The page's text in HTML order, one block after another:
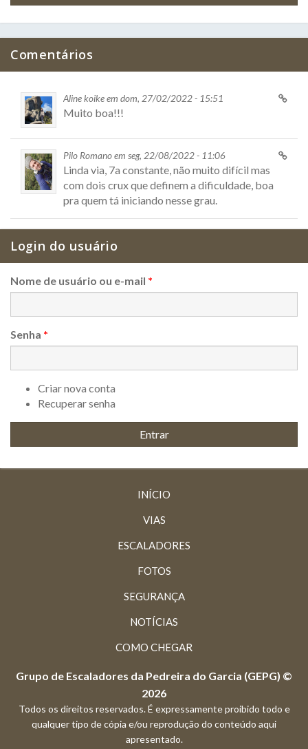
Comentários
Aline koike em dom, 27/02/2022 - 15:51
Muito boa!!!
Pilo Romano em seg, 22/08/2022 - 11:06
Linda via, 7a constante, não muito difícil mas
com dois crux que definem a dificuldade, boa
pra quem tá iniciando nesse grau.
Login do usuário
Nome de usuário ou e-mail *
Senha *
Criar nova conta
Recuperar senha
INÍCIO
VIAS
ESCALADORES
FOTOS
SEGURANÇA
NOTÍCIAS
COMO CHEGAR
Grupo de Escaladores da Pedreira do Garcia (GEPG) ©
2026
Todos os direitos reservados. É expressamente proibido todo e
qualquer tipo de cópia e/ou reprodução do conteúdo aqui
apresentado.